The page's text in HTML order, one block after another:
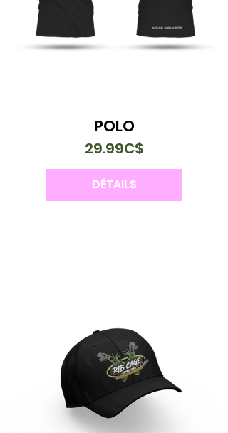
POLO
29.99C$
DÉTAILS